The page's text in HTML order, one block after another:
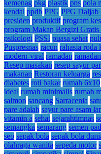
kemenag pkg plastik pns pola
kendal ppdb PPG PPG Daljab
presiden produktif program
program Makan Bergizi
psikologi PSSI puasa sehat
Puspresnas racun rahasia roda
modern-viral ramadan
Resep masakan resep sayur
makanan Restoran keluarga
diabetes roti bakar rumah 6x10
ideal rumah minimalis rumah
salmon sancang Sarracenia
pare adalah sayur pare asam
vitamin a sehat sejarahtimnas
semangka semarang semen
seo sepak bola sepak bola
olahraga wanita sepeda motor